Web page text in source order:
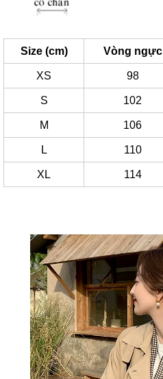
Size (cm) Vòng ngực
XS 98
S 102
M 106
L 110
XL 114